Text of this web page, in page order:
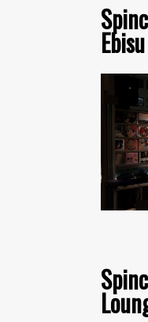
Ebisu